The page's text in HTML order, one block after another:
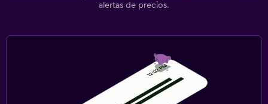
alertas de precios.